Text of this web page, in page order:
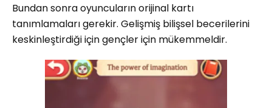
Bundan sonra oyuncuların orijinal kartı
tanımlamaları gerekir. Gelişmiş bilişsel becerilerini
keskinleştirdiği için gençler için mükemmeldir.